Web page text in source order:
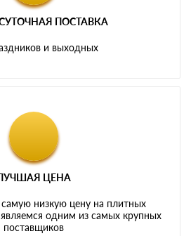
ПОСТАВКА
и выходных
ЦЕНА
низкую цену на плитных
являемся одним из самых крупных
поставщиков